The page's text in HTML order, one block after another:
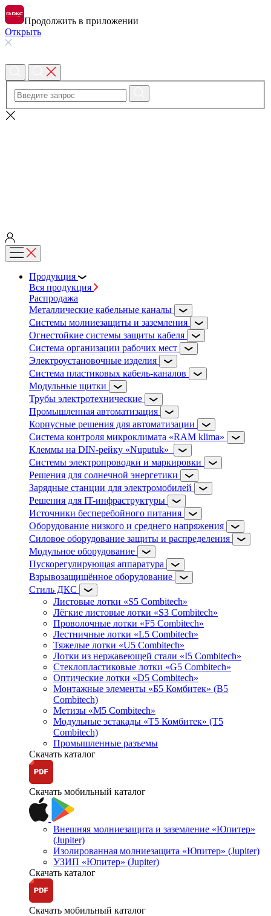
Продолжить в приложении
Открыть
Продукция
Вся продукция
Распродажа
Металлические кабельные каналы
Системы молниезащиты и заземления
Огнестойкие системы защиты кабеля
Система организации рабочих мест
Электроустановочные изделия
Система пластиковых кабель-каналов
Модульные щитки
Трубы электротехнические
Промышленная автоматизация
Корпусные решения для автоматизации
Система контроля микроклимата «RAM klima»
Клеммы на DIN-рейку «Nuputuk»
Системы электропроводки и маркировки
Решения для солнечной энергетики
Зарядные станции для электромобилей
Решения для IT-инфраструктуры
Источники бесперебойного питания
Оборудование низкого и среднего напряжения
Силовое оборудование защиты и распределения
Модульное оборудование
Пускорегулирующая аппаратура
Взрывозащищённое оборудование
Стиль ДКС
Листовые лотки «S5 Combitech»
Лёгкие листовые лотки «S3 Combitech»
Проволочные лотки «F5 Combitech»
Лестничные лотки «L5 Combitech»
Тяжелые лотки «U5 Combitech»
Лотки из нержавеющей стали «I5 Combitech»
Стеклопластиковые лотки «G5 Combitech»
Оптические лотки «D5 Combitech»
Монтажные элементы «Б5 Комбитек» (B5
Combitech)
Метизы «M5 Combitech»
Модульные эстакады «Т5 Комбитек» (T5
Combitech)
Промышленные разъемы
Скачать каталог
Скачать мобильный каталог
Внешняя молниезащита и заземление «Юпитер»
(Jupiter)
Изолированная молниезащита «Юпитер» (Jupiter)
УЗИП «Юпитер» (Jupiter)
Скачать каталог
Скачать мобильный каталог